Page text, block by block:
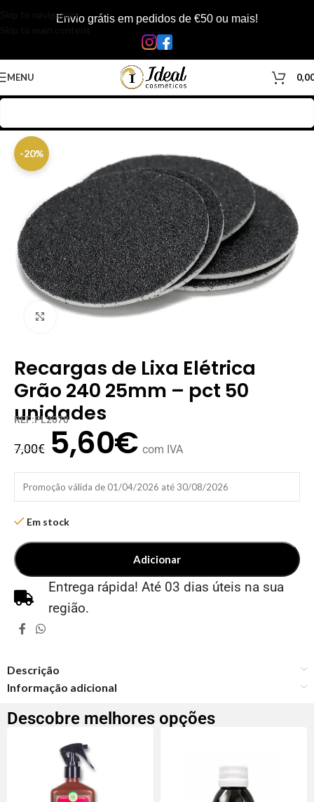
Skip to navigationEnvio grátis em pedidos de €50 ou mais!
MENU
-20%
Clique para ampliar
Recargas de Lixa Elétrica
Grão 240 25mm – pct 50
unidades
REF:PL2070
7,00€ 5,60€ com IVA
Promoção válida de 01/04/2026 até 30/08/2026
Em stock
Adicionar
Entrega rápida! Até 03 dias úteis na sua
região.
Descrição
Informação adicional
Descobre melhores opções